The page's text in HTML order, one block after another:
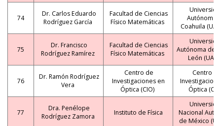
74
Dr. Carlos Eduardo
Rodríguez García
Facultad de Ciencias
Físico Matemáticas
Autónoma
Coahuila
75
Dr. Francisco
Rodríguez Ramírez
Facultad de Ciencias
Físico Matemáticas
Autónoma de
León
76
Dr. Ramón Rodríguez
Vera
Centro de
Investigaciones en
Óptica (CIO)
Centro de
Óptica
77
Dra. Penélope
Rodríguez Zamora
Instituto de Física
Nacional
de México